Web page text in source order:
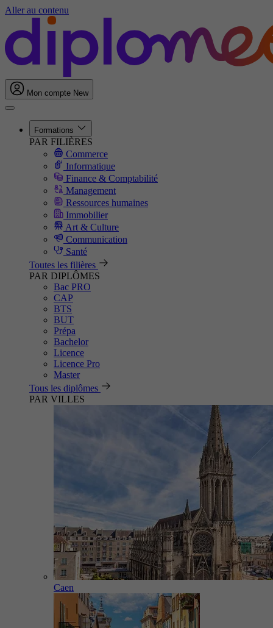
Aller au contenu
Mon compte New
Formations
PAR FILIÈRES
Commerce
Informatique
Finance & Comptabilité
Management
Ressources humaines
Immobilier
Art & Culture
Communication
Santé
Toutes les filières
PAR DIPLÔMES
Bac PRO
CAP
BTS
BUT
Prépa
Bachelor
Licence
Licence Pro
Master
Tous les diplômes
PAR VILLES
Caen